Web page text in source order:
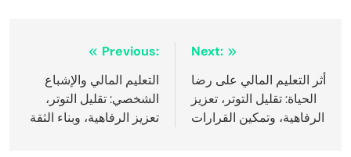
navigation
Previous:
التعليم المالي والإشباع
الشخصي: تقليل التوتر،
تعزيز الرفاهية، وبناء الثقة
Next:
أثر التعليم المالي على رضا
الحياة: تقليل التوتر، تعزيز
الرفاهية، وتمكين القرارات